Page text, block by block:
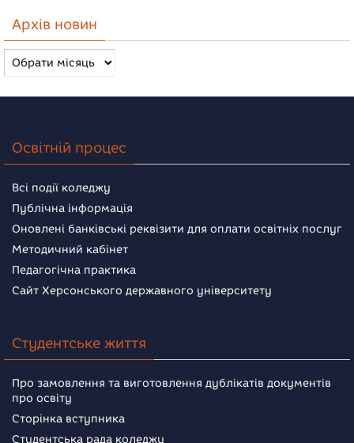
Архів новин
Архів
новин
Освітній процес
Всі події коледжу
Публічна інформація
Оновлені банківські реквізити для оплати освітніх послуг
Методичний кабінет
Педагогічна практика
Сайт Херсонського державного університету
Студентське життя
Про замовлення та виготовлення дублікатів документів
про освіту
Сторінка вступника
Студентська рада коледжу